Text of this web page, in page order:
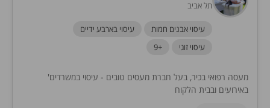
תל אביב
עיסוי אבנים חמות
עיסוי בארבע ידיים
עיסוי זוגי
+9
מעסה רפואי בכיר, בעל חברת מעסים טובים - עיסוי במשרדים'
באירועים ובבית הלקוח